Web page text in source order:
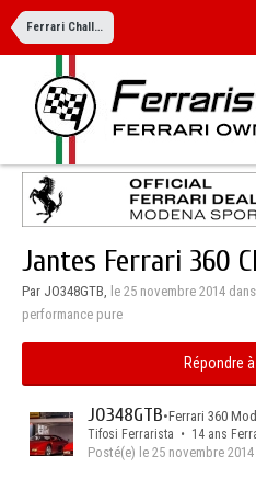
Ferrari Challenge – Compétition et performance pure
Jantes Ferrari 360
Par JO348GTB, le 25 novembre 2014 dans
performance pure
Répondre
JO348GTB•Ferrari 360
Tifosi Ferrarista • 14 ans
Posté(e) le 25 novembre 2014